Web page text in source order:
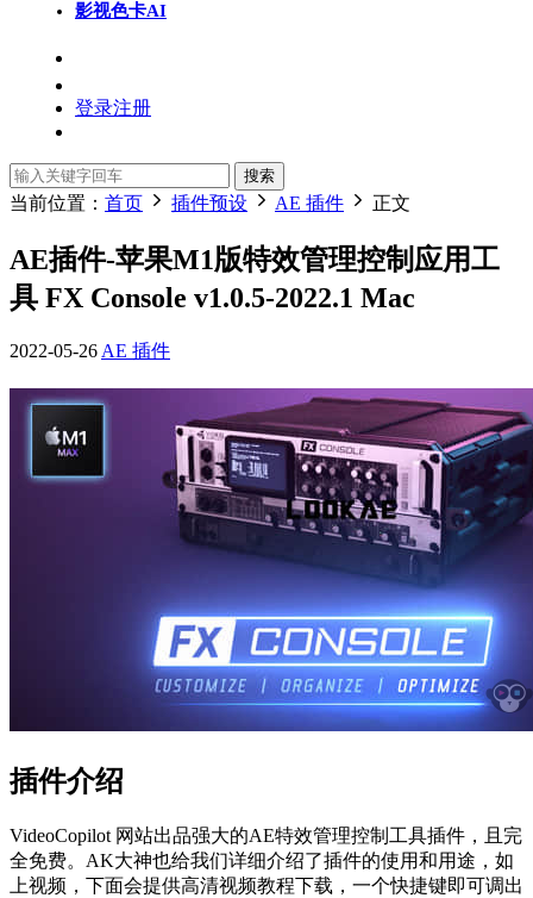
影视色卡AI
登录注册
搜索
当前位置： 首页 插件预设 AE 插件 正文
AE插件-苹果M1版特效管理控制应用工
具 FX Console v1.0.5-2022.1 Mac
2022-05-26AE 插件
插件介绍
VideoCopilot 网站出品强大的AE特效管理控制工具插件，且完
全免费。AK大神也给我们详细介绍了插件的使用和用途，如
上视频，下面会提供高清视频教程下载，一个快捷键即可调出